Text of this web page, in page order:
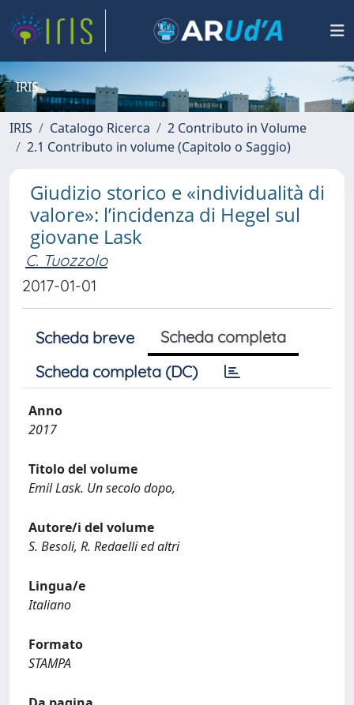
IRIS
IRIS Catalogo Ricerca
2 Contributo in Volume
2.1 Contributo in volume (Capitolo o Saggio)
Giudizio storico e «individualità di
valore»: l’incidenza di Hegel sul
giovane Lask
C. Tuozzolo
2017-01-01
Scheda breve
Scheda completa
Scheda completa (DC)
Anno
2017
Titolo del volume
Emil Lask. Un secolo dopo,
Autore/i del volume
S. Besoli, R. Redaelli ed altri
Lingua/e
Italiano
Formato
STAMPA